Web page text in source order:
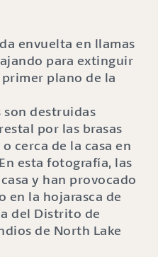
son destruidas
por las brasas
cerca de la casa en
esta fotografía, las
y han provocado
en la hojarasca de
del Distrito de
de North Lake